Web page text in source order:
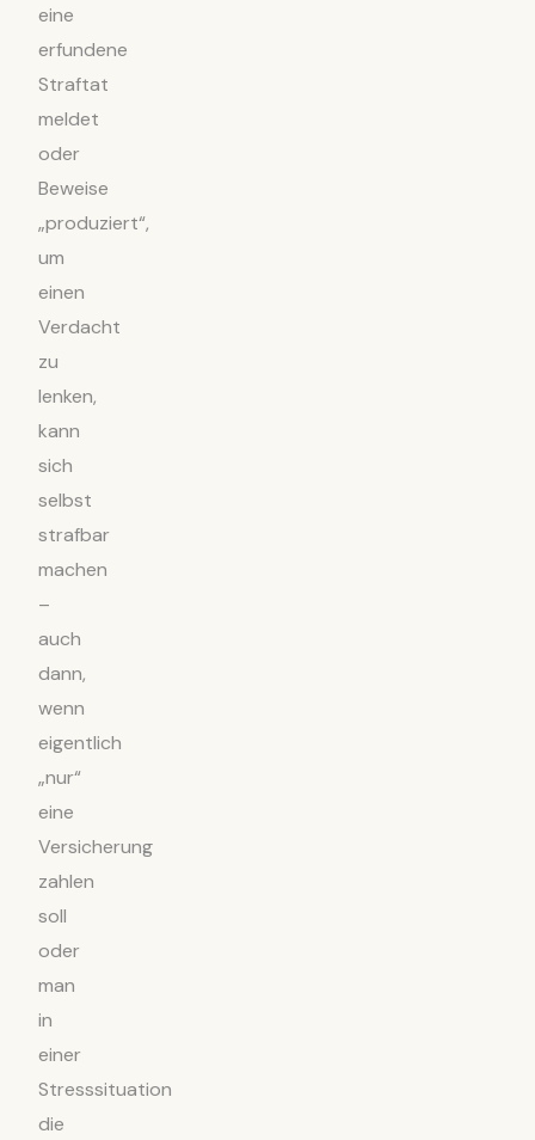
eine
erfundene
Straftat
meldet
oder
Beweise
„produziert“,
um
einen
Verdacht
zu
lenken,
kann
sich
selbst
strafbar
machen
–
auch
dann,
wenn
eigentlich
„nur“
eine
Versicherung
zahlen
soll
oder
man
in
einer
Stresssituation
die